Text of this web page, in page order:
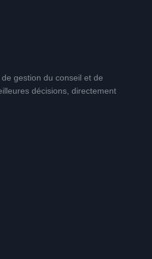
gestion du conseil et de
décisions, directement